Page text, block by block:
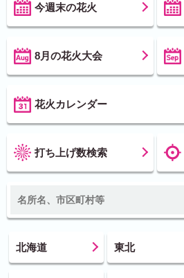
今週末の花火
8月の花火大会
花火カレンダー
打ち上げ数検索
北海道 東北